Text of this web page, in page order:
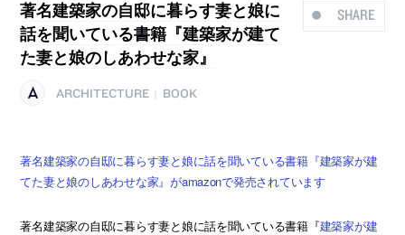
SHARE
著名建築家の自邸に暮らす妻と娘に
話を聞いている書籍『建築家が建て
た妻と娘のしあわせな家』
ARCHITECTURE BOOK
著名建築家の自邸に暮らす妻と娘に話を聞いている書籍『建築家が建
てた妻と娘のしあわせな家』がamazonで発売されています
著名建築家の自邸に暮らす妻と娘に話を聞いている書籍『建築家が建